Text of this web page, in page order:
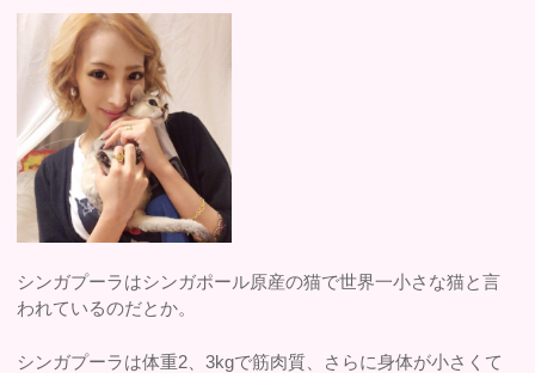
シンガプーラはシンガポール原産の猫で世界一小さな猫と言
われているのだとか。
シンガプーラは体重2、3kgで筋肉質、さらに身体が小さくて